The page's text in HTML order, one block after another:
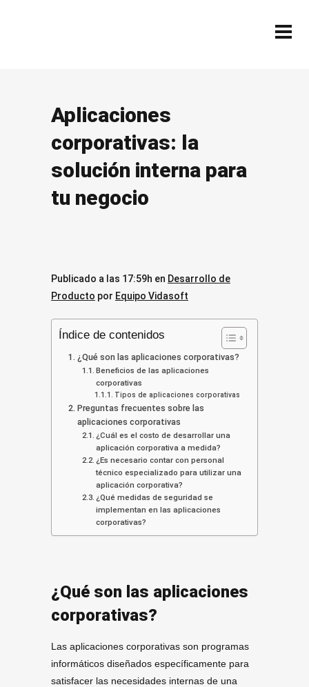
Aplicaciones
corporativas: la
solución interna para
tu negocio
Publicado a las 17:59h en Desarrollo de
Producto por Equipo Vidasoft
Índice de contenidos
¿Qué son las aplicaciones corporativas?
Beneficios de las aplicaciones
corporativas
Tipos de aplicaciones corporativas
Preguntas frecuentes sobre las
aplicaciones corporativas
¿Cuál es el costo de desarrollar una
aplicación corporativa a medida?
¿Es necesario contar con personal
técnico especializado para utilizar una
aplicación corporativa?
¿Qué medidas de seguridad se
implementan en las aplicaciones
corporativas?
¿Qué son las aplicaciones
corporativas?
Las aplicaciones corporativas son programas
informáticos diseñados específicamente para
satisfacer las necesidades internas de una